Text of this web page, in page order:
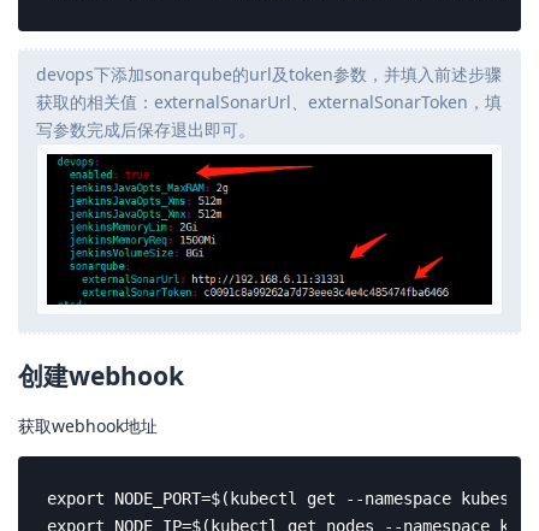
devops下添加sonarqube的url及token参数，并填入前述步骤
获取的相关值：externalSonarUrl、externalSonarToken，填
写参数完成后保存退出即可。
创建webhook
获取webhook地址
export NODE_PORT=$(kubectl get --namespace
export NODE_IP=$(kubectl get nodes --namespace